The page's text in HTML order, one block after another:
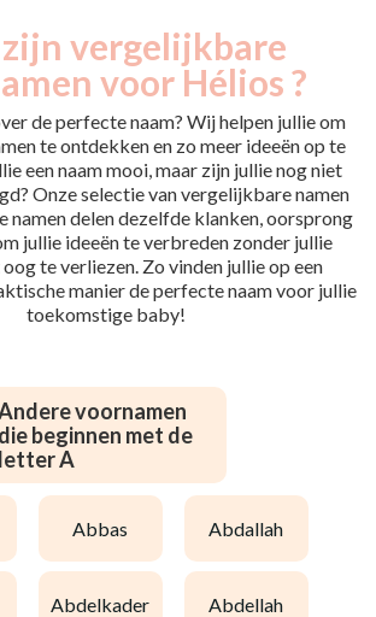
vergelijkbare
voor Hélios ?
de perfecte naam? Wij helpen jullie om
te ontdekken en zo meer ideeën op te
een naam mooi, maar zijn jullie nog niet
Onze selectie van vergelijkbare namen
namen delen dezelfde klanken, oorsprong
jullie ideeën te verbreden zonder jullie
te verliezen. Zo vinden jullie op een
manier de perfecte naam voor jullie
toekomstige baby!
voornamen
die beginnen met de
letter A
abbas abdallah
abdelkader abdellah